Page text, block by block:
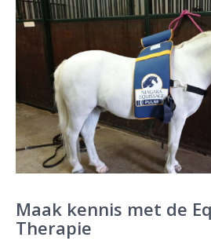
Maak kennis met de
Therapie